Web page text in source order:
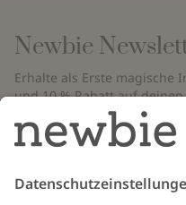
Newbie
Erhalte als Erste magische
und 10 % Rabatt auf
*Gilt nur für deine erste
oder Angeboten kombinierbar.
überprüfe deinen Spam-Ordner.